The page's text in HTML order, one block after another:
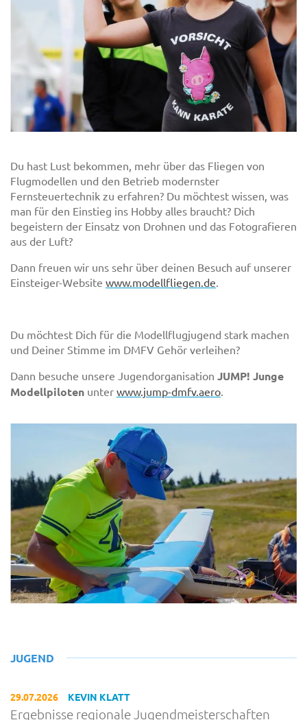
Du hast Lust bekommen, mehr über das Fliegen von
Flugmodellen und den Betrieb modernster
Fernsteuertechnik zu erfahren? Du möchtest wissen, was
man für den Einstieg ins Hobby alles braucht? Dich
begeistern der Einsatz von Drohnen und das Fotografieren
aus der Luft?
Dann freuen wir uns sehr über deinen Besuch auf unserer
Einsteiger-Website www.modellfliegen.de.
Du möchtest Dich für die Modellflugjugend stark machen
und Deiner Stimme im DMFV Gehör verleihen?
Dann besuche unsere Jugendorganisation JUMP! Junge
Modellpiloten unter www.jump-dmfv.aero.
JUGEND
29.07.2026 KEVIN KLATT
Ergebnisse regionale Jugendmeisterschaften